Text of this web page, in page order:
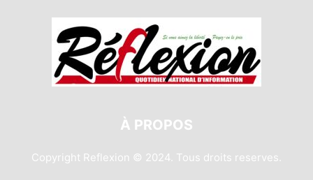
À PROPOS
Copyright Reflexion © 2024. Tous droits reserves.